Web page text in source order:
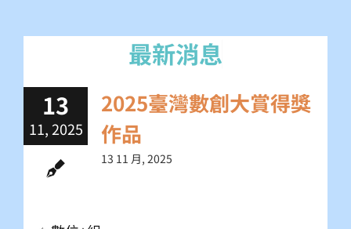
13
11, 2025
2025臺灣數創大賞得獎
作品
13 11 月, 2025